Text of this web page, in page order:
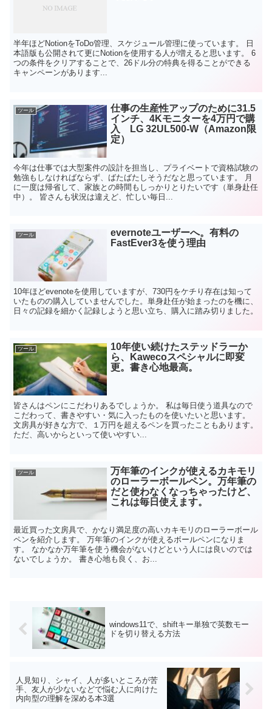
半年ほどNotionをToDo管理、スケジュール管理に使っています。 日
本語版も公開されて更にNotionを使用する人が増えると思います。 6
つの条件をクリアすることで、26ドル分の特典を得ることができる
キャンペーンがあります...
ツール
仕事の生産性アップのために31.5
インチ、4Kモニターを4万円で購
入 LG 32UL500-W（Amazon限
定）
今年は仕事では大型案件の設計を担当し、プライベートで資格試験の
勉強もしなければならず、ばたばたしそうだなと思っています。 月
に一度は帰省して、家族との時間もしっかりとりたいです（単身赴任
中）。 皆さんも状況は違えど、忙しい毎日...
ツール
evernoteユーザーへ。有料の
FastEver3を使う理由
10年ほどevenoteを使用していますが、730円をケチり存在は知って
いたものの購入していませんでした。単身赴任が始まったのを機に、
日々の記録を細かく記録しようと思い立ち、購入に踏み切りました。
ツール
10年使い続けたステッドラーか
ら、Kawecoスペシャルに即変
更。書き心地最高。
皆さんはペンにこだわりあるでしょうか。 私は毎日使う道具なので
こだわって、書きやすい・気に入ったものを使いたいと思います。
文房具が好きな方で、１万円を超えるペンを買ったこともあります。
ただ、高いからといって使いやすい...
ツール
万年筆のインクが使えるカキモリ
のローラーボールペン。万年筆の
だと使わなくなっちゃったけど、
これは毎日使えます。
最近買った文房具で、かなり満足度の高いカキモリのローラーボール
ペンを紹介します。 万年筆のインクが使えるボールペンになりま
す。 なかなか万年筆を使う機会がないけどという人には良いのでは
ないでしょうか。 書き心地も良く、お...
windows11で、shiftキー単独で英数モー
ドを切り替える方法
人見知り、シャイ、人が多いところが苦
手、友人が少ないなどで悩む人に向けた
内向型の理解を深める本3選